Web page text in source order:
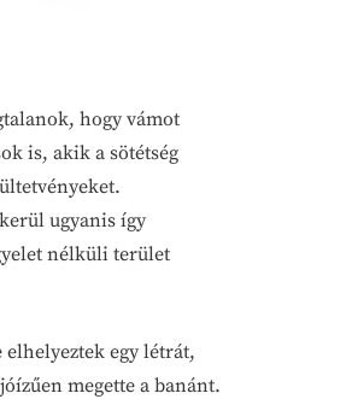
hogy vámot
is, akik a sötétség
ugyanis így
nélküli terület
egy létrát,
megette a banánt.